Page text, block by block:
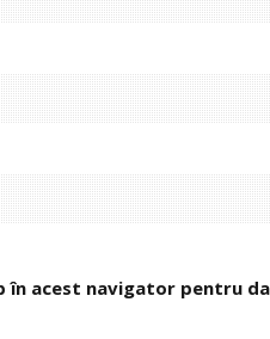
în acest navigator pentru